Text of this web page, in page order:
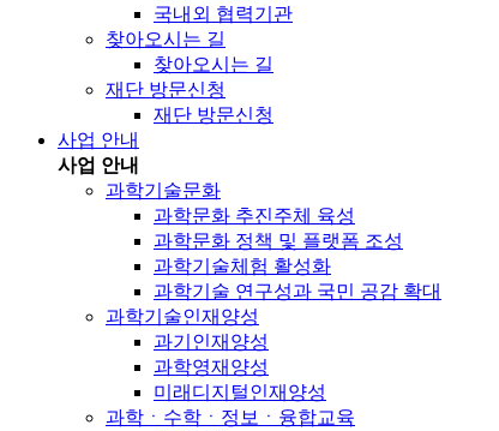
국내외 협력기관
찾아오시는 길
찾아오시는 길
재단 방문신청
재단 방문신청
사업 안내
사업 안내
과학기술문화
과학문화 추진주체 육성
과학문화 정책 및 플랫폼 조성
과학기술체험 활성화
과학기술 연구성과 국민 공감 확대
과학기술인재양성
과기인재양성
과학영재양성
미래디지털인재양성
과학ㆍ수학ㆍ정보ㆍ융합교육